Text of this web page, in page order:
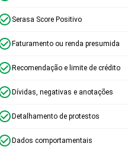
Serasa Score Positivo
Faturamento ou renda presumida
Recomendação e limite de crédito
Dívidas, negativas e anotações
Detalhamento de protestos
Dados comportamentais